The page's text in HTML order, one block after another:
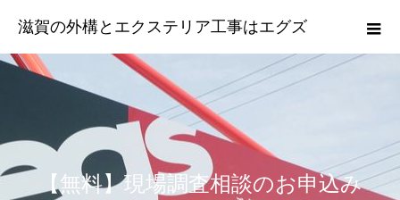
滋賀の外構とエクステリア工事はエグズ
【無料】現場調査相談のお申込み